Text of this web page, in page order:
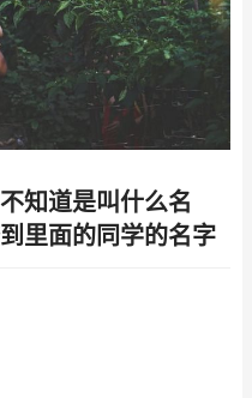
知道是叫什么名
里面的同学的名字